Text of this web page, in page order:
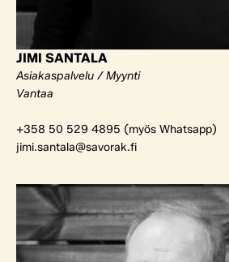
JIMI SANTALA
Asiakaspalvelu / Myynti
Vantaa
+358 50 529 4895 (myös Whatsapp)
jimi.santala@savorak.fi